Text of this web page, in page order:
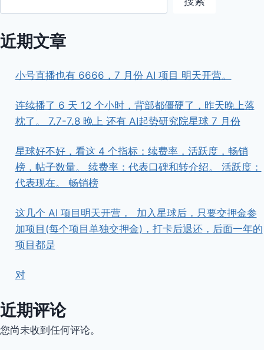
近期文章
小号直播也有 6666，7 月份 AI 项目 明天开营。
连续播了 6 天 12 个小时，背部都僵硬了，昨天晚上落
枕了。 7.7-7.8 晚上 还有 AI起势研究院星球 7 月份
星球好不好，看这 4 个指标：续费率，活跃度，畅销
榜，帖子数量。 续费率：代表口碑和转介绍。 活跃度：
代表现在。 畅销榜
这几个 AI 项目明天开营， ​ ​加入星球后，只要交押金参
加项目(每个项目单独交押金)，打卡后退还，后面一年的
项目都是
对
近期评论
您尚未收到任何评论。